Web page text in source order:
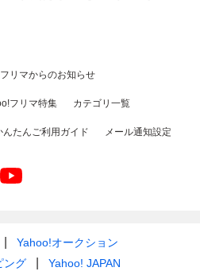
リマからのお知らせ
フリマ特集 カテゴリ一覧
んたんご利用ガイド メール通知設定
Yahoo!オークション
ング
Yahoo! JAPAN